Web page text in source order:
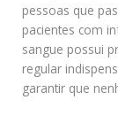
pessoas que
pacientes com
sangue possui
regular
garantir que